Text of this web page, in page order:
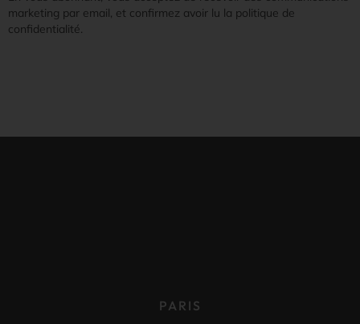
marketing par email, et confirmez avoir lu la politique de
confidentialité.
PARIS